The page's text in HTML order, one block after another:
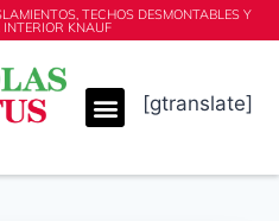
TECHOS DESMONTABLES Y
KNAUF
[gtranslate]